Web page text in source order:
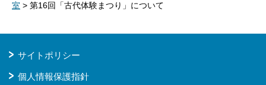
室 > 第16回「古代体験まつり」について
サイトポリシー
個人情報保護指針